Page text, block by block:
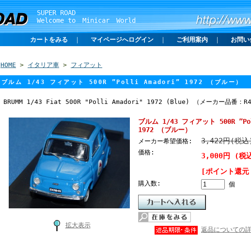
SUPER ROAD
Welcome to Minicar World
カートをみる ｜ マイページへログイン ｜ ご利用案内 ｜ お問
HOME > イタリア車 > フィアット
ブルム 1/43 フィアット 500R ”Polli Amadori” 1972 （ブルー）
BRUMM 1/43 Fiat 500R "Polli Amadori" 1972 (Blue) （メーカー品番：
拡大表示
ブルム 1/43 フィアット 500R
1972 （ブルー）
メーカー希望価格: 3,422円(税
価格:
3,000円 (税
[ポイント還
購入数: 個
返品についての